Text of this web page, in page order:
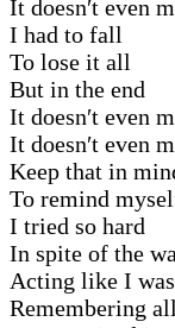
It doesn′t even
I had to fall
To lose it all
But in the end
It doesn′t even
It doesn′t even
Keep that in
To remind
I tried so hard
In spite of the
Acting like I
Remembering